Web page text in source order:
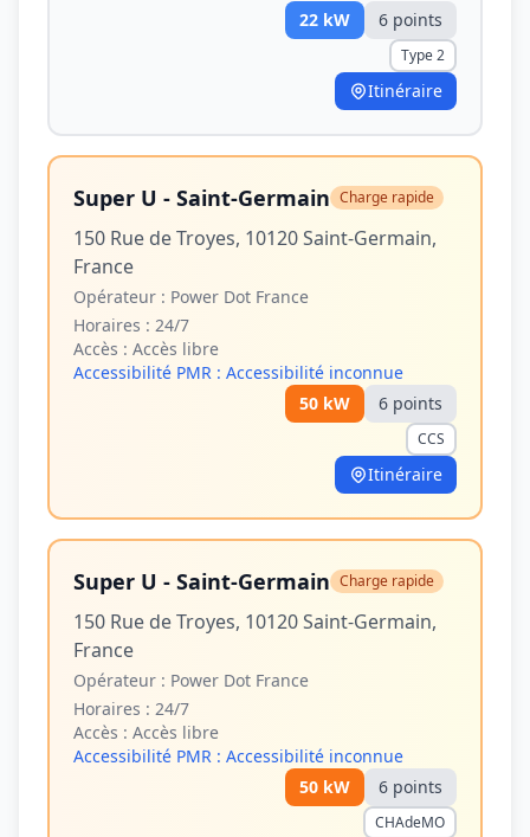
22 kW 6 points
Type 2
Itinéraire
Super U - Saint-Germain Charge rapide
150 Rue de Troyes, 10120 Saint-Germain,
France
Opérateur : Power Dot France
Horaires : 24/7
Accès : Accès libre
Accessibilité PMR : Accessibilité inconnue
50 kW 6 points
CCS
Itinéraire
Super U - Saint-Germain Charge rapide
150 Rue de Troyes, 10120 Saint-Germain,
France
Opérateur : Power Dot France
Horaires : 24/7
Accès : Accès libre
Accessibilité PMR : Accessibilité inconnue
50 kW 6 points
CHAdeMO